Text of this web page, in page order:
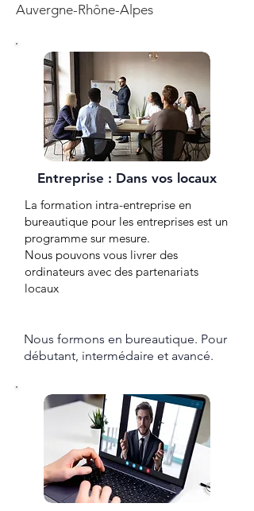
Auvergne-Rhône-Alpes
Entreprise : Dans vos locaux
La formation intra-entreprise en
bureautique pour les entreprises est un
programme sur mesure.
Nous pouvons vous livrer des
ordinateurs avec des partenariats
locaux
Nous formons en bureautique. Pour
débutant, intermédaire et avancé.